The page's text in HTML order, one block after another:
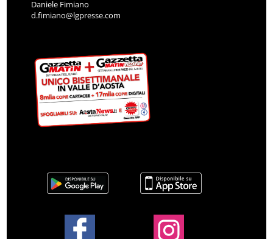
Daniele Fimiano
d.fimiano@lgpresse.com